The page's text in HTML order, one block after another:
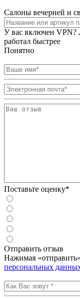
Салоны вечерней и
У вас включен VPN?
работал быстрее
Понятно
Поставьте оценку*
Отправить отзыв
Нажимая
персональных